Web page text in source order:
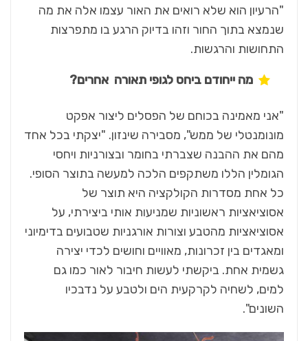
"הרעיון הוא שלא רואים את האור עצמו אלה את מה
שנמצא בתוך החור וזהו בדיוק הרגע בו מתפרצות
התחושות והרגשות.
מה ייחודם ביחס לגופי תאורה אחרים?
"אני מאמינה בכוחם של הפסלים ליצור אפקט
מונומנטלי של ממש", מסבירה שינזון. "יצקתי בכל אחד
מהם את ההבנה שצברתי בחומר ובצורניות ויחסי
הגומלין הללו משתקפים הלכה למעשה בתוצר הסופי.
כל אחת מסדרות הקולקציה היא תוצר של
אסוציאציות ראשוניות שמניעות אותי ביצירתי, על
אסוציאציות מהטבע וצורות אורגניות שטבועים בדימיוני
ומאגדים בין זכרונות, מאוויים וחושים לכדי יצירה
גשמית אחת. ביקשתי לעשות חיבור לאור כמו גם
למים, לשחיה לקרקעית הים ולטבע על נדבכיו
השונים".